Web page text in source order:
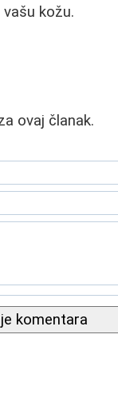
kožu.
ovaj članak.
komentara